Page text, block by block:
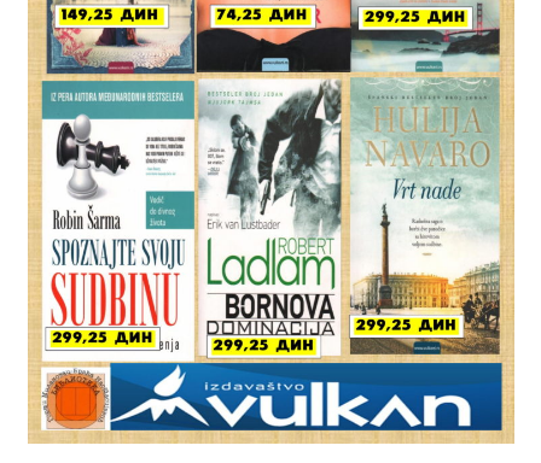
Издавачка делатност
Књижара
Правна акта
Контакт